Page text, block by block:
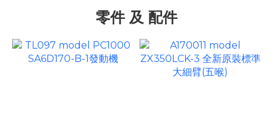
零件 及 配件